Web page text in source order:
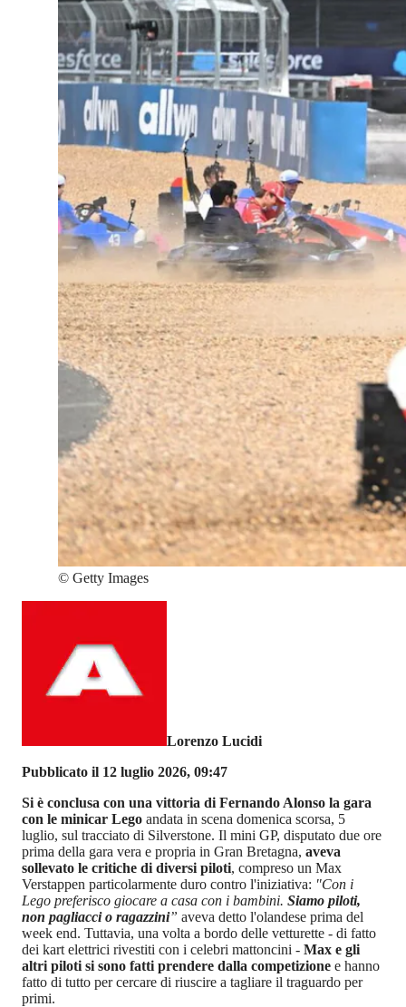
© Getty Images
Lorenzo Lucidi
Pubblicato il 12 luglio 2026, 09:47
Si è conclusa con una vittoria di Fernando Alonso la gara
con le minicar Lego andata in scena domenica scorsa, 5
luglio, sul tracciato di Silverstone. Il mini GP, disputato due ore
prima della gara vera e propria in Gran Bretagna, aveva
sollevato le critiche di diversi piloti, compreso un Max
Verstappen particolarmente duro contro l'iniziativa: "Con i
Lego preferisco giocare a casa con i bambini. Siamo piloti,
non pagliacci o ragazzini” aveva detto l'olandese prima del
week end. Tuttavia, una volta a bordo delle vetturette - di fatto
dei kart elettrici rivestiti con i celebri mattoncini - Max e gli
altri piloti si sono fatti prendere dalla competizione e hanno
fatto di tutto per cercare di riuscire a tagliare il traguardo per
primi.